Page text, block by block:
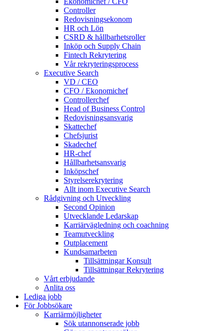
Controller
Redovisningsekonom
HR och Lön
CSRD & hållbarhetsroller
Inköp och Supply Chain
Fintech Rekrytering
Vår rekryteringsprocess
Executive Search
VD / CEO
CFO / Ekonomichef
Controllerchef
Head of Business Control
Redovisningsansvarig
Skattechef
Chefsjurist
Skadechef
HR-chef
Hållbarhetsansvarig
Inköpschef
Styrelserekrytering
Allt inom Executive Search
Rådgivning och Utveckling
Second Opinion
Utvecklande Ledarskap
Karriärvägledning och coachning
Teamutveckling
Outplacement
Kundsamarbeten
Tillsättningar Konsult
Tillsättningar Rekrytering
Vårt erbjudande
Anlita oss
Lediga jobb
För Jobbsökare
Karriärmöjligheter
Sök utannonserade jobb